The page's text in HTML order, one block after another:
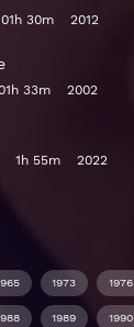
01h 30m 2012
33m 2002
1h 55m 2022
1973 1976
1989 1990